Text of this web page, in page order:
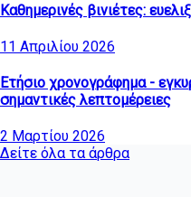
Καθημερινές βινιέτες:
11 Απριλίου 2026
Ετήσιο χρονογράφημα -
σημαντικές λεπτομέρειες
2 Μαρτίου 2026
Δείτε όλα τα άρθρα